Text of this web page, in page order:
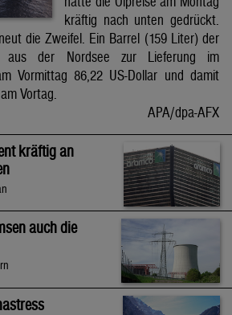
kräftig nach unten gedrückt.
die Zweifel. Ein Barrel (159 Liter) der
aus der Nordsee zur Lieferung im
Vormittag 86,22 US-Dollar und damit
Vortag.
APA/dpa-AFX
kräftig an
auch die